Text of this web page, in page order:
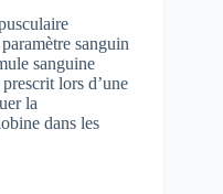
sanguin
sanguine
lors d’une
la
dans les